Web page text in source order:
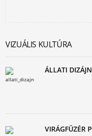
VIZUÁLIS KULTÚRA
ÁLLATI
VIRÁGFÜZÉR